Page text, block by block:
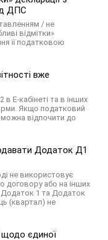
ДПС
/ не
відмітки»
її податковою
вже
в Е-кабінеті та в інших
Якщо податковий
відпочити до
Додаток Д1
не використовує
договору або на інших
1 та Додаток
(квартал) не
єдиної